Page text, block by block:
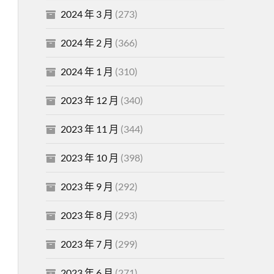
2024 年 3 月 (273)
2024 年 2 月 (366)
2024 年 1 月 (310)
2023 年 12 月 (340)
2023 年 11 月 (344)
2023 年 10 月 (398)
2023 年 9 月 (292)
2023 年 8 月 (293)
2023 年 7 月 (299)